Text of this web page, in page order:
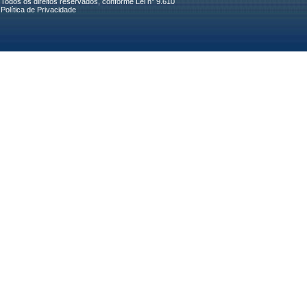
Política de Privacidade